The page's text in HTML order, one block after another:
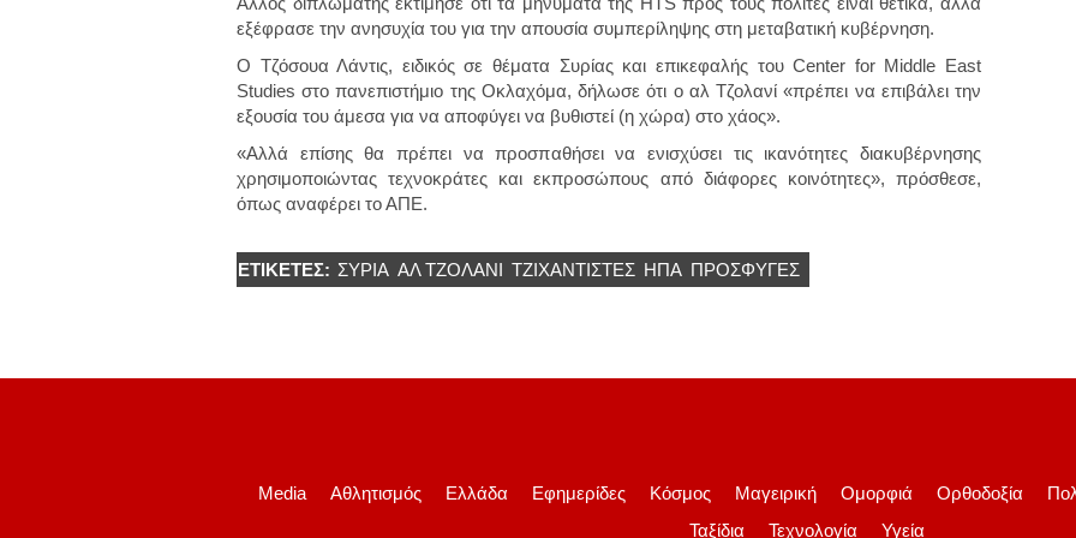
εξέφρασε την ανησυχία του για την απουσία συμπερίληψης στη μεταβατική κυβέρνηση.
Ο Τζόσουα Λάντις, ειδικός σε θέματα Συρίας και επικεφαλής του Center for Middle East
Studies στο πανεπιστήμιο της Οκλαχόμα, δήλωσε ότι ο αλ Τζολανί «πρέπει να επιβάλει την
εξουσία του άμεσα για να αποφύγει να βυθιστεί (η χώρα) στο χάος».
«Αλλά επίσης θα πρέπει να προσπαθήσει να ενισχύσει τις ικανότητες διακυβέρνησης
χρησιμοποιώντας τεχνοκράτες και εκπροσώπους από διάφορες κοινότητες», πρόσθεσε,
όπως αναφέρει το ΑΠΕ.
ΕΤΙΚΈΤΕΣ: ΣΥΡΊΑ ΑΛ ΤΖΟΛΆΝΙ ΤΖΙΧΑΝΤΙΣΤΈΣ ΗΠΑ ΠΡΌΣΦΥΓΕΣ
Media Αθλητισμός Ελλάδα Εφημερίδες Κόσμος Μαγειρική Ομορφιά Ορθοδοξία
Ταξίδια
Τεχνολογία Υγεία